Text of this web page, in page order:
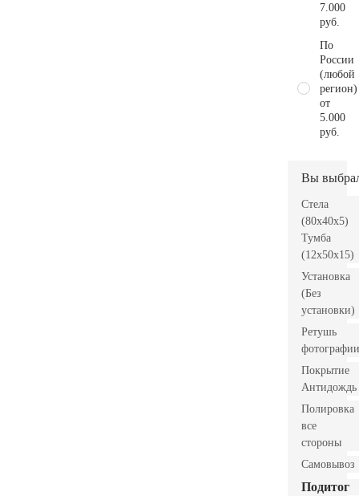
7.000
руб.
По
России
(любой
регион)
от
5.000
руб.
Вы
Стела
(80x40x5)
Тумба
(12x50x15)
Установка
(Без
установки)
Ретушь
фотографии
Покрытие
Антидождь
Полировка
все
стороны
Самовывоз
Подитог